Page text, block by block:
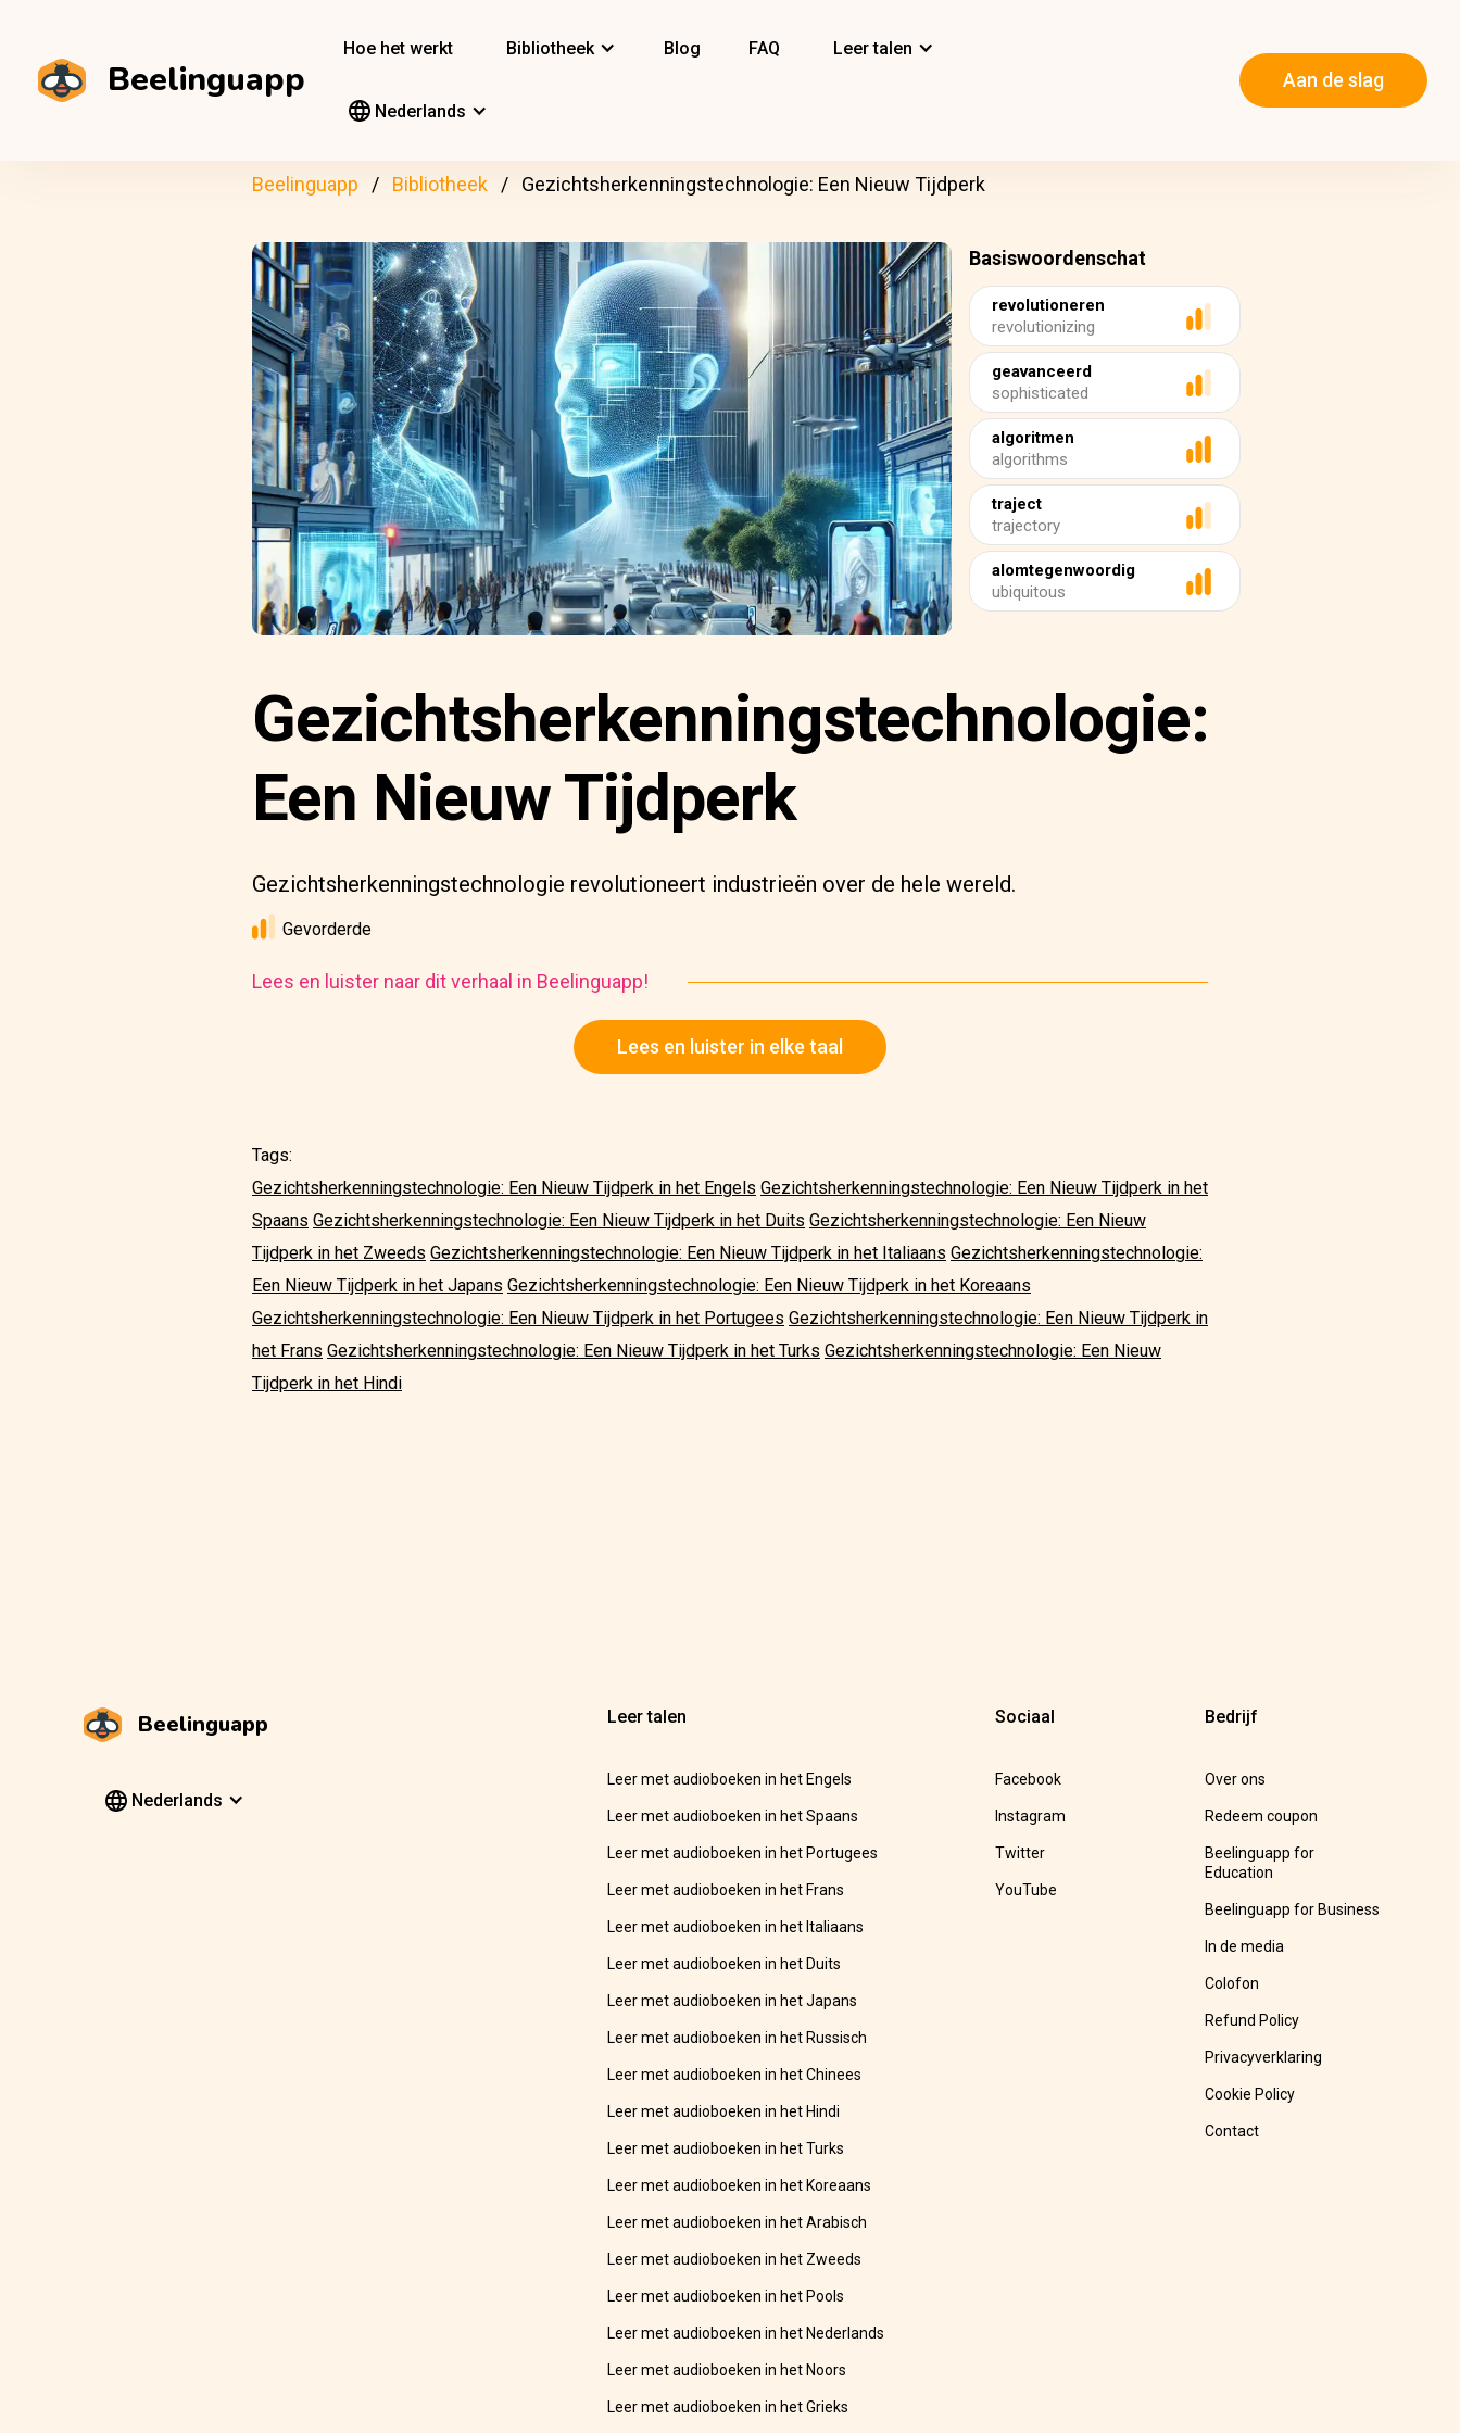
Beelinguapp
Hoe het werkt Bibliotheek Blog FAQ Leer talen
Nederlands
Aan de slag
Beelinguapp Bibliotheek Gezichtsherkenningstechnologie: Een Nieuw Tijdperk
Basiswoordenschat
revolutioneren
revolutionizing
geavanceerd
sophisticated
algoritmen
algorithms
traject
trajectory
alomtegenwoordig
ubiquitous
Gezichtsherkenningstechnologie:
Een Nieuw Tijdperk
Gezichtsherkenningstechnologie revolutioneert industrieën over de hele wereld.
Gevorderde
Lees en luister naar dit verhaal in Beelinguapp!
Lees en luister in elke taal
Tags:
Gezichtsherkenningstechnologie: Een Nieuw Tijdperk in het Engels Gezichtsherkenningstechnologie: Een Nieuw Tijdperk in het
Spaans Gezichtsherkenningstechnologie: Een Nieuw Tijdperk in het Duits Gezichtsherkenningstechnologie: Een Nieuw
Tijdperk in het Zweeds Gezichtsherkenningstechnologie: Een Nieuw Tijdperk in het Italiaans Gezichtsherkenningstechnologie:
Een Nieuw Tijdperk in het Japans Gezichtsherkenningstechnologie: Een Nieuw Tijdperk in het Koreaans
Gezichtsherkenningstechnologie: Een Nieuw Tijdperk in het Portugees Gezichtsherkenningstechnologie: Een Nieuw Tijdperk in
het Frans Gezichtsherkenningstechnologie: Een Nieuw Tijdperk in het Turks Gezichtsherkenningstechnologie: Een Nieuw
Tijdperk in het Hindi
Beelinguapp
Nederlands
Leer talen
Leer met audioboeken in het Engels
Leer met audioboeken in het Spaans
Leer met audioboeken in het Portugees
Leer met audioboeken in het Frans
Leer met audioboeken in het Italiaans
Leer met audioboeken in het Duits
Leer met audioboeken in het Japans
Leer met audioboeken in het Russisch
Leer met audioboeken in het Chinees
Leer met audioboeken in het Hindi
Leer met audioboeken in het Turks
Leer met audioboeken in het Koreaans
Leer met audioboeken in het Arabisch
Leer met audioboeken in het Zweeds
Leer met audioboeken in het Pools
Leer met audioboeken in het Nederlands
Leer met audioboeken in het Noors
Leer met audioboeken in het Grieks
Sociaal
Facebook
Instagram
Twitter
YouTube
Bedrijf
Over ons
Redeem coupon
Beelinguapp for
Education
Beelinguapp for Business
In de media
Colofon
Refund Policy
Privacyverklaring
Cookie Policy
Contact